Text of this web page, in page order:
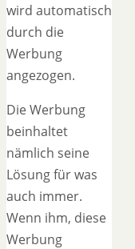
wird automatisch
durch die
Werbung
angezogen.
Die Werbung
beinhaltet
nämlich seine
Lösung für was
auch immer.
Wenn ihm, diese
Werbung